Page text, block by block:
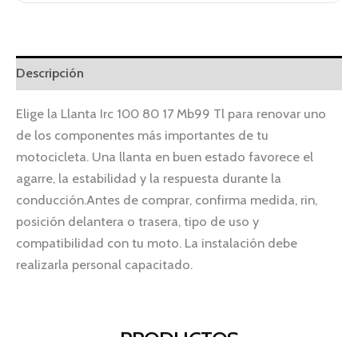
Descripción
Elige la Llanta Irc 100 80 17 Mb99 Tl para renovar uno
de los componentes más importantes de tu
motocicleta. Una llanta en buen estado favorece el
agarre, la estabilidad y la respuesta durante la
conducción.Antes de comprar, confirma medida, rin,
posición delantera o trasera, tipo de uso y
compatibilidad con tu moto. La instalación debe
realizarla personal capacitado.